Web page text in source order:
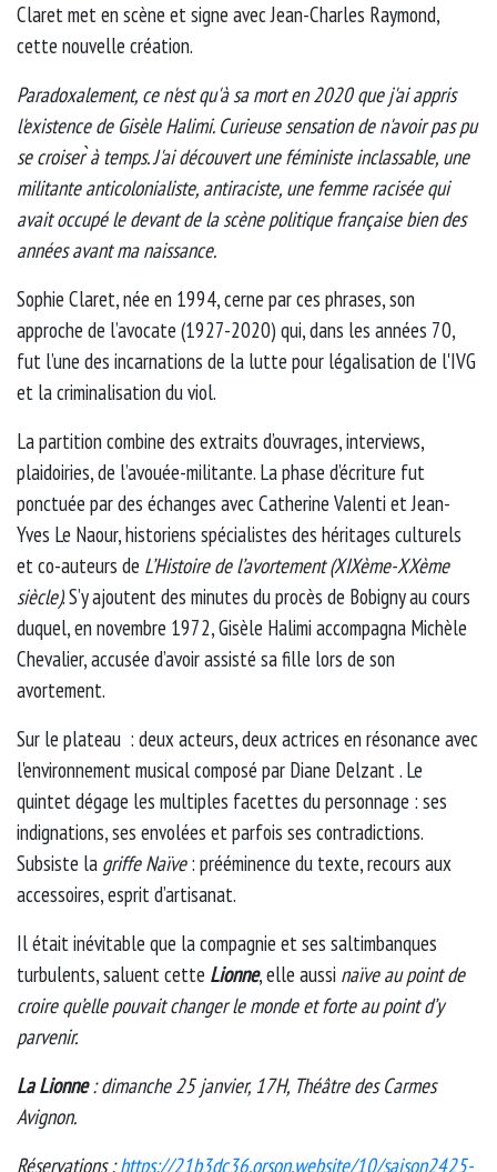
Claret met en scène et signe avec Jean-Charles Raymond,
cette nouvelle création.
Paradoxalement, ce n'est qu'à sa mort en 2020 que j'ai appris
l'existence de Gisèle Halimi. Curieuse sensation de n'avoir pas pu
se croiser ̀à temps. J'ai découvert une féministe inclassable, une
militante anticolonialiste, antiraciste, une femme racisée qui
avait occupé le devant de la scène politique française bien des
années avant ma naissance.
Sophie Claret, née en 1994, cerne par ces phrases, son
approche de l’avocate (1927-2020) qui, dans les années 70,
fut l’une des incarnations de la lutte pour légalisation de l'IVG
et la criminalisation du viol.
La partition combine des extraits d’ouvrages, interviews,
plaidoiries, de l’avouée-militante. La phase d’écriture fut
ponctuée par des échanges avec Catherine Valenti et Jean-
Yves Le Naour, historiens spécialistes des héritages culturels
et co-auteurs de L’Histoire de l’avortement (XIXème-XXème
siècle). S’y ajoutent des minutes du procès de Bobigny au cours
duquel, en novembre 1972, Gisèle Halimi accompagna Michèle
Chevalier, accusée d’avoir assisté sa fille lors de son
avortement.
Sur le plateau : deux acteurs, deux actrices en résonance avec
l'environnement musical composé par Diane Delzant . Le
quintet dégage les multiples facettes du personnage : ses
indignations, ses envolées et parfois ses contradictions.
Subsiste la griffe Naïve: prééminence du texte, recours aux
accessoires, esprit d’artisanat.
Il était inévitable que la compagnie et ses saltimbanques
turbulents, saluent cette Lionne, elle aussi naïve au point de
croire qu’elle pouvait changer le monde et forte au point d’y
parvenir.
La Lionne: dimanche 25 janvier, 17H, Théâtre des Carmes
Avignon.
Réservations :https://21b3dc36.orson.website/10/saison2425-